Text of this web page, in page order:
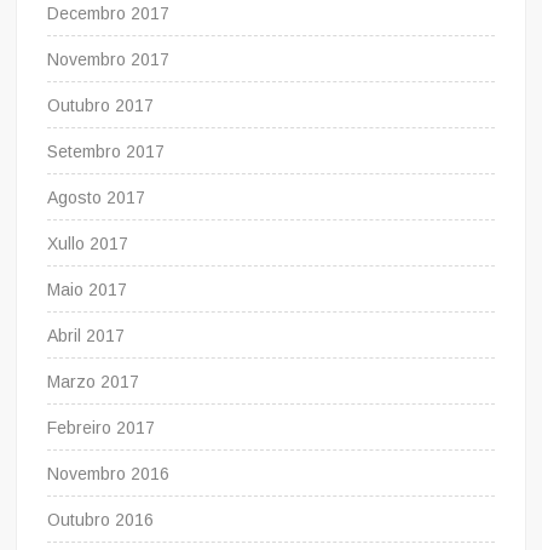
Decembro 2017
Novembro 2017
Outubro 2017
Setembro 2017
Agosto 2017
Xullo 2017
Maio 2017
Abril 2017
Marzo 2017
Febreiro 2017
Novembro 2016
Outubro 2016